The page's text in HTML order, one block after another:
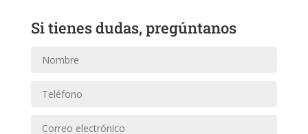
Si tienes dudas, pregúntanos